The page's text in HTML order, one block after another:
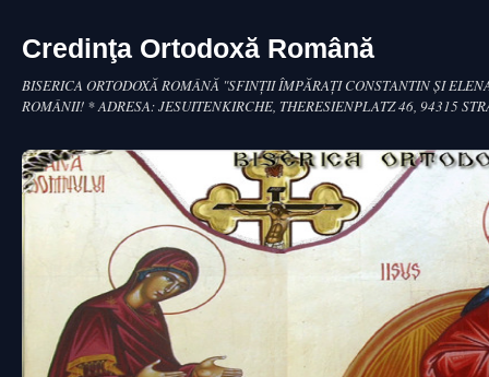
Credinţa Ortodoxă Română
BISERICA ORTODOXĂ ROMÂNĂ "SFINŢII ÎMPĂRAŢI CONSTANTIN ŞI
ROMÂNII! * ADRESA: JESUITENKIRCHE, THERESIENPLATZ 46, 94315